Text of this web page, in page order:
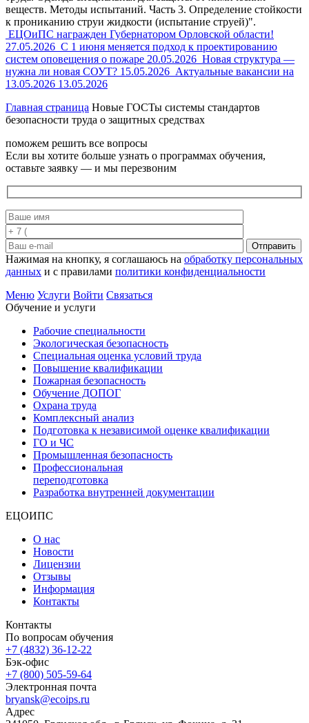
веществ. Методы испытаний. Часть 3. Определение стойкости
к прониканию струи жидкости (испытание струей)".
ЕЦОиПС награжден Губернатором Орловской области!
27.05.2026 С 1 июня меняется подход к проектированию
систем оповещения о пожаре 20.05.2026 Новая структура —
нужна ли новая СОУТ? 15.05.2026 Актуальные вакансии на
13.05.2026 13.05.2026
Главная страница Новые ГОСТы системы стандартов
безопасности труда о защитных средствах
поможем решить все вопросы
Если вы хотите больше узнать о программах обучения,
оставьте заявку — и мы перезвоним
Отправить
Нажимая на кнопку, я соглашаюсь на обработку персональных
данных и с правилами политики конфиденциальности
Меню Услуги Войти Связаться
Обучение и услуги
Рабочие специальности
Экологическая безопасность
Специальная оценка условий труда
Повышение квалификации
Пожарная безопасность
Обучение ДОПОГ
Охрана труда
Комплексный анализ
Подготовка к независимой оценке квалификации
ГО и ЧС
Промышленная безопасность
Профессиональная
переподготовка
Разработка внутренней документации
ЕЦОИПС
О нас
Новости
Лицензии
Отзывы
Информация
Контакты
Контакты
По вопросам обучения
+7 (4832) 36-12-22
Бэк-офис
+7 (800) 505-59-64
Электронная почта
bryansk@ecoips.ru
Адрес